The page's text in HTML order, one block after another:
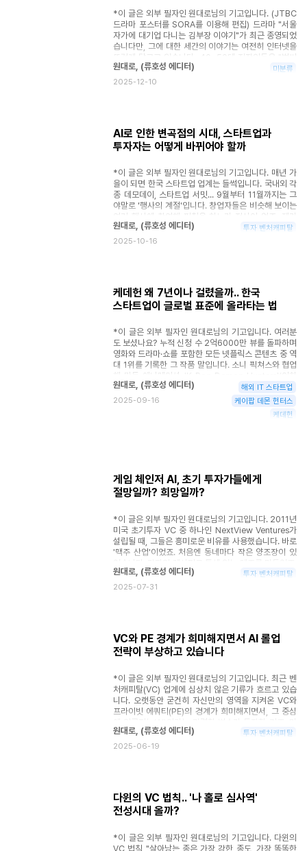
준의 자동차 레이싱 대회입니다. '포뮬러'는 '규정'이라
는 뜻으로, 국제자동차연맹(FIA)이 정한 최상급 규정에
따라 제작된 1인승 오픈휠(바퀴가 차체 밖으로 노출된)
머신으로 경주하는 스포츠죠. 현재 10개 팀, 20명의 드
라이버가 매년 3월부터 12월까지 전 세계 21개국을 순
회하며 총 24번의 그랑프리(Grand Prix)를 치릅니다.
F1 한 대를 만드는 데는 18개월이 걸리고, 팀 운영비는
연간 수천억 원을 훌쩍 넘습니다. 엔진 하나 제작하는
2025년 이 F1을 소재로 만든 브래드 피트 주연의 영
화, 'F1 더 무비'가 개봉되었습니다.
*이 글은 외부 필자인 원대로님의 기고입니다. (JTBC
드라마 포스터를 SORA를 이용해 편집) 드라마 "서울
자가에 대기업 다니는 김부장 이야기"가 최근 종영되었
습니다만, 그에 대한 세간의 이야기는 여전히 인터넷을
뜨겁게 달구고 있습니다. 40~50대 직장인들은 "벌써
희망퇴직 대상이 된 내 모습 같다"며 울컥했다는 반응이
많고, 한 경제지는 이 드라마를 두고 희망퇴직 대상이
고, 친구들 만나도 기 죽지 않고, 아이들 대학 등록금도
어떻게든 되는 삶. 그런데 김 부장이 좌천 통보를 받는
명함이 날아갔을 때, 나는 무엇으로 남을 수 있을까." 사
실 저는 AI가 본격적으로 등장하기 전부터 스타트업과
창업, 커리어에 대한 글을 써왔습니다. 그때만 해도 "어
떻게 창업할 것인가", "어떤 아이템을 선택할 것인가"가
핵심이었어요. 그런데 이제는 질문 자체를 바꿔야 할 때
가 온 것 같습니다. "어떻게 창업할 것인가"가 아니라,
"어떤 직업 마인드로 살아남을 것인가." 이 글은 창업자
만을 위한 얘기가 아닙니다. 대기업/중소기업 회사 다니
Entrepreneur)'가 되어야만 살아남는 시대에 들어섰습
니다.
원대로, (류호성 에디터)
2025-12-10
미분류
AI로 인한 변곡점의 시대, 스타트업과
투자자는 어떻게 바뀌어야 할까
*이 글은 외부 필자인 원대로님의 기고입니다. 매년 가
을이 되면 한국 스타트업 업계는 들썩입니다. 국내외 각
종 데모데이, 스타트업 서밋... 9월부터 11월까지는 그
야말로 '행사의 계절'입니다. 창업자들은 비슷해 보이는
여러 행사에 참여해 피칭을 하느라 정신이 없죠. 제가
사는 싱가포르도 예외가 아닙니다. 한국의 다양한 기관
과 액셀러레이터들이 저마다의 프로그램을 들고나와 현
미를 뒤적이며 스스로에게 묻습니다. "그래서 누가 우리
제품을 살 건데?" 방금 전까지 "혁신적이다" "대단하
자리를 떴고, 명함을 교환했던 기업 담당자들은 "내부
검토 후 연락드리겠다"는 말만 남기고 사라졌습니다. 지
난 3개월, 아니 6개월을 이날을 위해 준비했습니다. 피
칭덱을 수십 번 고쳤고, 발표 연습을 밤새 했습니다. 멘
토들의 조언을 받아 비즈니스 모델을 다듬고, 시장 규모
를 계산하고, 경쟁사 분석을 했습니다. 이러다가 정작
가장 중요한 질문은 뒤로 밀렸습니다. "우리 제품을 써
본 사람이 몇 명이나 되지?" "다음 달 매출은 어떻게 만
원대로, (류호성 에디터)
2025-10-16
투자 벤처캐피탈
케데헌 왜 7년이나 걸렸을까.. 한국
스타트업이 글로벌 표준에 올라타는 법
*이 글은 외부 필자인 원대로님의 기고입니다. 여러분
도 보셨나요? 누적 신청 수 2억6000만 뷰를 돌파하며
영화와 드라마·쇼를 포함한 모든 넷플릭스 콘텐츠 중 역
대 1위를 기록한 그 작품 말입니다. 소니 픽쳐스와 협업
해 만든 애니메이션 'K-Pop Demon Hunters'(이하
케데헌)은 지금 이 순간에도 기록을 경신하고 있습니다.
"영어권 최다 시청 영화"와 "애니메이션 최다 시청" 같
은 타이틀은 물론이고, 2025년 6월 20일 공개된 이후
단 11주 만에 역대 최다·최단 신기록을 달성했습니다.
습니다. 그런데 더 놀라운 장면이 있었습니다. US 오픈
테니스 경기에 출전한 '노박 조코비치' 선수가 8살 딸
생일을 축하한다며 케데헌에 나오는 '소다팝' 안무를 그
K-콘텐츠가 만나는 순간, 저는 문득 깨달았습니다. "아,
이제 K-콘텐츠가 단순히 잘 나가는 수준을 넘어 하나의
'글로벌 문화'가 됐구나." 그리고 이러한 케데헌의 엄청
난 글로벌 성공을 보며, 여기에 숨겨진 '성공 방정식'을
통해 한국 스타트업의 글로벌 진출에 힌트를 얻을 수 있
지 않을까 생각하게 되더군요. 저는 케데헌의 성공 요인
을 세 가지 키워드로 압축하고 싶습니다.
원대로, (류호성 에디터)
2025-09-16
해외 IT 스타트업
케이팝 데몬 헌터스
케데헌
게임 체인저 AI, 초기 투자가들에게
절망일까? 희망일까?
*이 글은 외부 필자인 원대로님의 기고입니다. 2011년
미국 초기투자 VC 중 하나인 NextView Ventures가
설립될 때, 그들은 흥미로운 비유를 사용했습니다. 바로
'맥주 산업'이었죠. 처음엔 동네마다 작은 양조장이 있
었습니다. 각자의 레시피로 특색 있는 맥주를 만들었죠.
그러다 대형 맥주 회사들이 등장하면서 시장은 양극화
되기 시작했습니다. 한쪽엔 버드와이저 같은 거대 기업
니다. 모든 단계, 모든 지역, 모든 산업을 아우르는 종합
상사 같은 존재가 되었죠. 반면 2008년부터 2015년
AC(Accelerator)들은 크래프트 맥주 양조장과 같았습
니다. 문제는 뭘까요? 크래프트 맥주가 너무 많아진 겁
니다. 한국에만 해도 초기투자를 표방하는 VC가 100
개가 넘고 AC는 400개가 넘습니다. 모두가 "우리는
창업자 친화적"이라고 말하지만, 창업자 입장에서 보면
다 거기서 거기입니다. Y Combinator라는 '거대한
벽', 그리고 균열 AC의 원조격인 YC는 연간 500개 기
업을 배출합니다. 배치당 125개 기업, 1년에 4번. 이는
같은 거죠.
원대로, (류호성 에디터)
2025-07-31
투자 벤처캐피탈
VC와 PE 경계가 희미해지면서 AI 롤업
전략이 부상하고 있습니다
*이 글은 외부 필자인 원대로님의 기고입니다. 최근 벤
처캐피탈(VC) 업계에 심상치 않은 기류가 흐르고 있습
니다. 오랫동안 굳건히 자신만의 영역을 지켜온 VC와
프라이빗 에쿼티(PE)의 경계가 희미해지면서, 그 중심
치 거대한 바다에서 새로운 해류가 발생하듯, 전통적인
투자 방식이 더 이상 통하지 않는 시대가 되면서 새로운
장 스타트업에 소규모 자본을 분산 투자하며 높은 위험
을 감수하는 대신, 소위 '유니콘'을 통해 폭발적인 수익
하여 경영권 지분을 확보하고, 부채를 활용한 재무 구조
개선, 운영 효율성 향상, 그리고 전략적 관리를 통해 수
원대로, (류호성 에디터)
2025-06-19
투자 벤처캐피탈
다윈의 VC 법칙.. '나 홀로 심사역'
전성시대 올까?
*이 글은 외부 필자인 원대로님의 기고입니다. 다윈의
VC 법칙 "살아남는 종은 가장 강한 종도, 가장 똑똑한